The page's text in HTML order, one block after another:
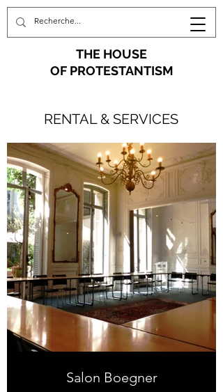
THE HOUSE
OF PROTESTANTISM
RENTAL & SERVICES
Salon Boegner